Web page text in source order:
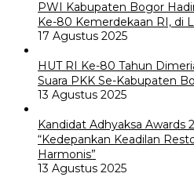
PWI Kabupaten Bogor
Ke-80 Kemerdekaan RI, di
17 Agustus 2025
HUT RI Ke-80 Tahun
Suara PKK Se-Kabupaten
13 Agustus 2025
Kandidat Adhyaksa Awards
“Kedepankan Keadilan
Harmonis”
13 Agustus 2025